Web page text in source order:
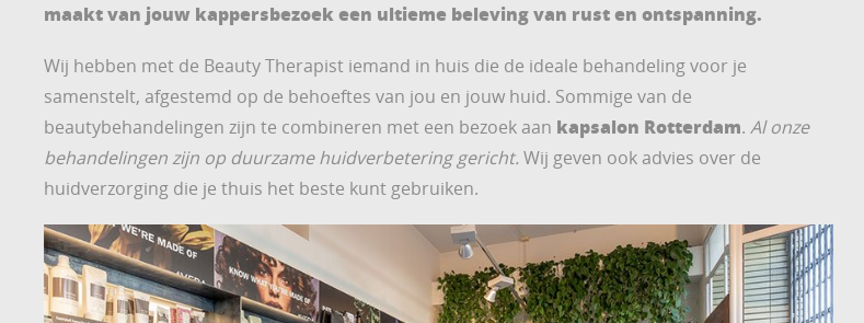
maakt van jouw kappersbezoek een ultieme beleving van rust en ontspanning.
Wij hebben met de Beauty Therapist iemand in huis die de ideale behandeling voor je
samenstelt, afgestemd op de behoeftes van jou en jouw huid. Sommige van de
beautybehandelingen zijn te combineren met een bezoek aan kapsalon Rotterdam. Al onze
behandelingen zijn op duurzame huidverbetering gericht. Wij geven ook advies over de
huidverzorging die je thuis het beste kunt gebruiken.